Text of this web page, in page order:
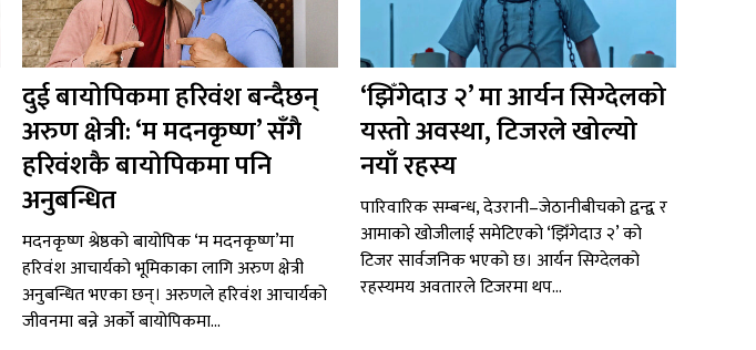
दुई बायोपिकमा हरिवंश बन्दैछन्
अरुण क्षेत्री: ‘म मदनकृष्ण’ सँगै
हरिवंशकै बायोपिकमा पनि
अनुबन्धित
मदनकृष्ण श्रेष्ठको बायोपिक ‘म मदनकृष्ण’मा
हरिवंश आचार्यको भूमिकाका लागि अरुण क्षेत्री
अनुबन्धित भएका छन्। अरुणले हरिवंश आचार्यको
जीवनमा बन्ने अर्को बायोपिकमा...
‘झिँगेदाउ २’ मा आर्यन सिग्देलको
यस्तो अवस्था, टिजरले खोल्यो
नयाँ रहस्य
पारिवारिक सम्बन्ध, देउरानी–जेठानीबीचको द्वन्द्व र
आमाको खोजीलाई समेटिएको ‘झिँगेदाउ २’ को
टिजर सार्वजनिक भएको छ। आर्यन सिग्देलको
रहस्यमय अवतारले टिजरमा थप...